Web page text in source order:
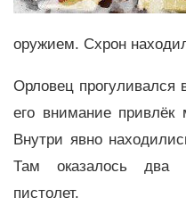
оружием. Схрон
Орловец прогуливался
его внимание
Внутри явно
Там оказалось два
пистолет.